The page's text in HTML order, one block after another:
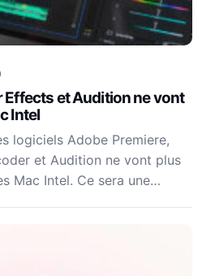
Effects et Audition ne vont
Intel
logiciels Adobe Premiere,
et Audition ne vont plus
Mac Intel. Ce sera une…